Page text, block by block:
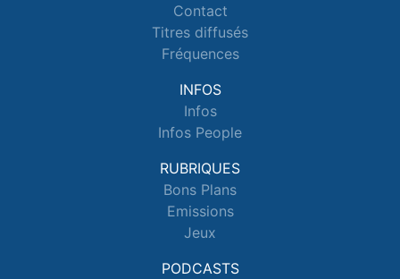
Contact
Titres diffusés
Fréquences
INFOS
Infos
Infos People
RUBRIQUES
Bons Plans
Emissions
Jeux
PODCASTS